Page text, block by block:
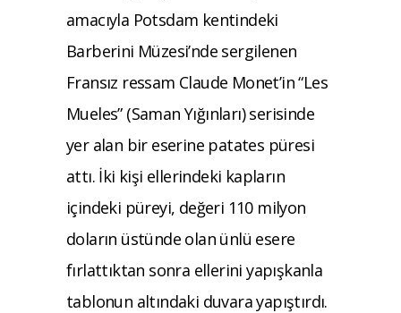
amacıyla Potsdam kentindeki
Barberini Müzesi’nde sergilenen
Fransız ressam Claude Monet’in “Les
Mueles” (Saman Yığınları) serisinde
yer alan bir eserine patates püresi
attı. İki kişi ellerindeki kapların
içindeki püreyi, değeri 110 milyon
doların üstünde olan ünlü esere
fırlattıktan sonra ellerini yapışkanla
tablonun altındaki duvara yapıştırdı.